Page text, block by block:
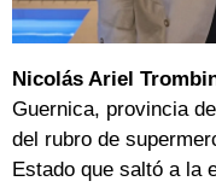
Nicolás Ariel
Guernica, provincia
del rubro de
Estado que saltó a la